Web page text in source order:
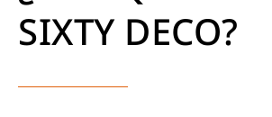
SIXTY DECO?